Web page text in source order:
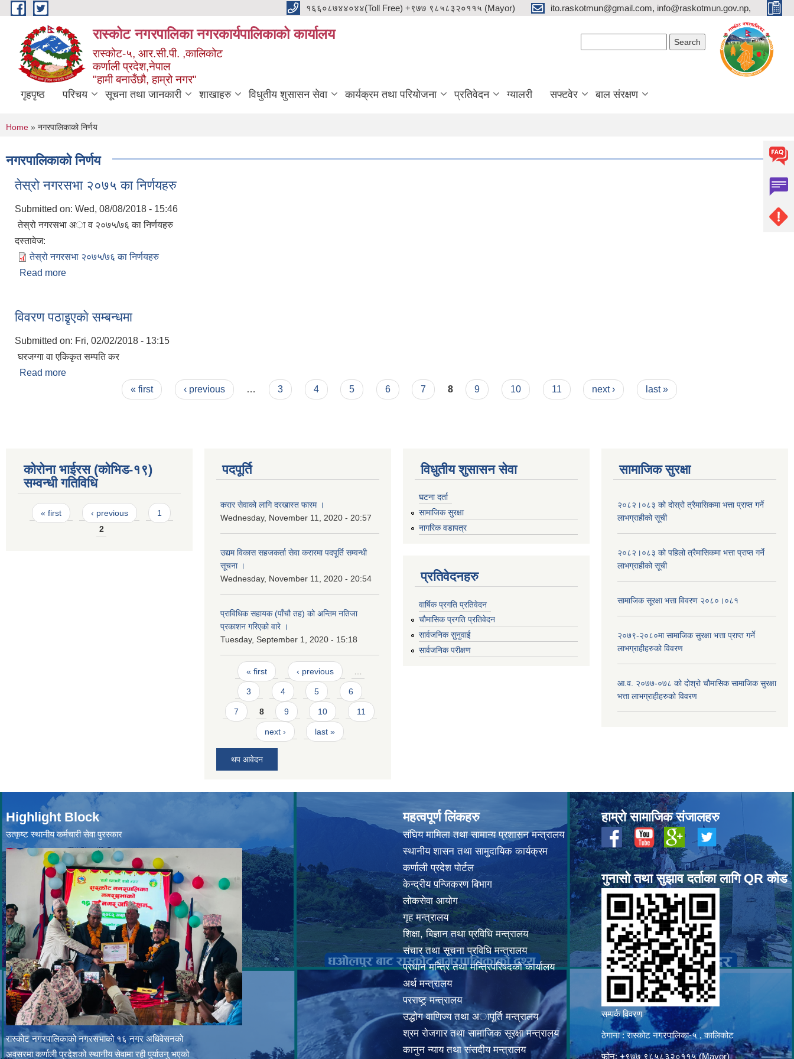
Skip to main content १६६०८७४४०४४(Toll Free) +९७७ ९८५८३२०११५ (Mayor) ito.raskotmun@gmail.com, info@raskotmun.gov.np,
रास्कोट नगरपालिका नगरकार्यपालिकाको कार्यालय
रास्कोट-५, आर.सी.पी. ,कालिकोट
कर्णाली प्रदेश,नेपाल
"हामी बनाउँछौ, हाम्रो नगर"
गृहपृष्ठ परिचय सूचना तथा जानकारी शाखाहरु विधुतीय शुसासन सेवा कार्यक्रम तथा परियोजना प्रतिवेदन ग्यालरी सफ्टवेर बाल संरक्षण
You are here
Home » नगरपालिकाको निर्णय
नगरपालिकाको निर्णय
तेस्रो नगरसभा २०७५ का निर्णयहरु
Submitted on: Wed, 08/08/2018 - 15:46
तेस्रो नगरसभा अा‍ व २०७५/७६ का निर्णयहरु
दस्तावेज:
तेस्रो नगरसभा २०७५/७६ का निर्णयहरु
Read more
विवरण पठाइृएकाे सम्बन्धमा
Submitted on: Fri, 02/02/2018 - 13:15
घरजग्गा वा एकिकृत सम्पति कर
Read more
« first ‹ previous … 3 4 5 6 7 8 9 10 11 next › last »
कोरोना भाईरस (कोभिड-१९)
सम्वन्धी गतिविधि
Pages
« first ‹ previous
1
2
पदपूर्ति
करार सेवाको लागि दरखास्त फारम ।
Wednesday, November 11, 2020 - 20:57
उद्यम विकास सहजकर्ता सेवा करारमा पदपूर्ति सम्वन्धी
सूचना ।
Wednesday, November 11, 2020 - 20:54
प्राविधिक सहायक (पाँचौ तह) को अन्तिम नतिजा
प्रकाशन गरिएको वारे ।
Tuesday, September 1, 2020 - 15:18
Pages
« first ‹ previous
3 4 5 6
7 8 9 10 11
next › last »
थप आवेदन
विधुतीय शुसासन सेवा
घटना दर्ता
सामाजिक सुरक्षा
नागरिक वडापत्र
प्रतिवेदनहरु
वार्षिक प्रगति प्रतिवेदन
चौमासिक प्रगति प्रतिवेदन
सार्वजनिक सुनुवाई
सार्वजनिक परीक्षण
सामाजिक सुरक्षा
२०८२।०८३ को दोस्रो त्रैमासिकमा भत्ता प्राप्‍त गर्ने
लाभग्राहीको सूची
२०८२।०८३ को पहिलो त्रैमासिकमा भत्ता प्राप्‍त गर्ने
लाभग्राहीको सूची
सामाजिक सूरक्षा भत्ता विवरण २०८०।०८१
२०७९-२०८०मा सामाजिक सुरक्षा भत्ता प्राप्त गर्ने
लाभग्राहीहरुको विवरण
आ.व. २०७७-०७८ को दोश्रो चौमासिक सामाजिक सुरक्षा
भत्ता लाभग्राहीहरुको विवरण
Highlight Block
उत्‍कृष्ट स्थानीय कर्मचारी सेवा पुरस्कार
रास्कोट नगरपालिकाको नगरसभाको १६ नगर अधिवेसनको
अवसरमा कर्णाली प्रदेशको स्थानीय सेवामा रही पुर्याउनु भएको
महत्वपूर्ण लिंकहरु
संघिय मामिला तथा सामान्य प्रशासन मन्त्रालय
स्थानीय शासन तथा सामुदायिक कार्यक्रम
कर्णाली प्रदेश पोर्टल
केन्द्रीय पन्जिकरण बिभाग
लोकसेवा आयोग
गृह मन्त्रालय
शिक्षा, बिज्ञान तथा प्रविधि मन्त्रालय
संचार तथा सूचना प्रविधि मन्त्रालय
प्रधान मन्त्रि तथा मन्त्रिपरिषदको कार्यालय
अर्थ मन्त्रालय
परराष्ट्र् मन्त्रालय
उद्धोग वाणिज्य तथा अापूर्ति मन्त्रालय
श्रम रोजगार तथा सामाजिक सूरक्षा मन्त्रालय
कानुन न्याय तथा संसदीय मन्त्रालय
हाम्रो सामाजिक संजालहरु
गुनासो तथा सुझाव दर्ताका लागि QR कोड
सम्पर्क विवरण
ठेगाना : रास्कोट नगरपालिका-५ , कालिकोट
फोन: +९७७ ९८५८३२०११५ (Mayor)